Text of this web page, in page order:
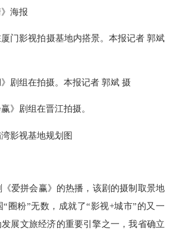
海报
影视拍摄基地内搭景。本报记者 郭斌
组在拍摄。本报记者 郭斌 摄
剧组在晋江拍摄。
影视基地规划图
拼会赢》的热播，该剧的摄制取景地
“圈粉”无数，成就了“影视+城市”的又一
展文旅经济的重要引擎之一，我省确立